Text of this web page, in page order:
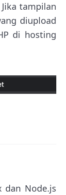
tampilan
diupload
di hosting
dan Node.js